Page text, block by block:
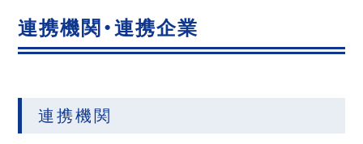
連携機関・連携企業
連携機関